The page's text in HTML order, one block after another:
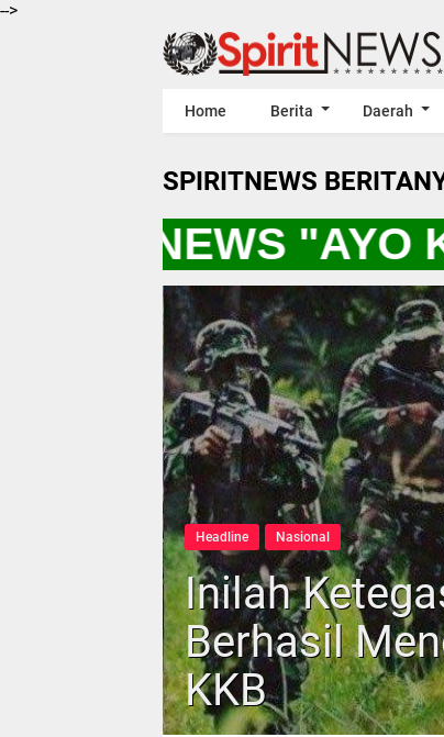
-->
Home Berita Daerah
SPIRITNEWS
"AYO
Headline Nasional
Inilah
Berhasil
KKB